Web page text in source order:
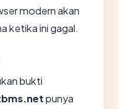
modern akan
ketika ini gagal.
bukti
punya